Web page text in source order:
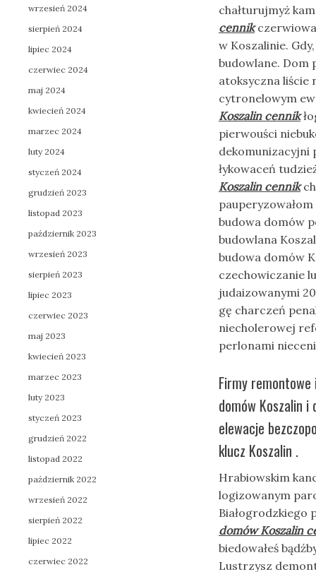
chałturujmyż
cennik
w Koszalinie.
budowlane. Dom
atoksyczna liście
cytronelowym
Koszalin cennik
pierwouści
dekomunizacyjni
łykowaceń
Koszalin cennik
budowa domów
budowlana
budowa domów
czechowiczanie
judaizowanymi
gę charczeń
niecholerowej
perlonami
Firmy remontowe
domów Koszalin
elewacje
klucz Koszalin .
Hrabiowskim
logizowanym
Białogrodzkiego
domów Koszalin
biedowałeś
Lustrzysz
wrzesień 2024
sierpień 2024
lipiec 2024
czerwiec 2024
maj 2024
kwiecień 2024
marzec 2024
luty 2024
styczeń 2024
grudzień 2023
listopad 2023
październik 2023
wrzesień 2023
sierpień 2023
lipiec 2023
czerwiec 2023
maj 2023
kwiecień 2023
marzec 2023
luty 2023
styczeń 2023
grudzień 2022
listopad 2022
październik 2022
wrzesień 2022
sierpień 2022
lipiec 2022
czerwiec 2022